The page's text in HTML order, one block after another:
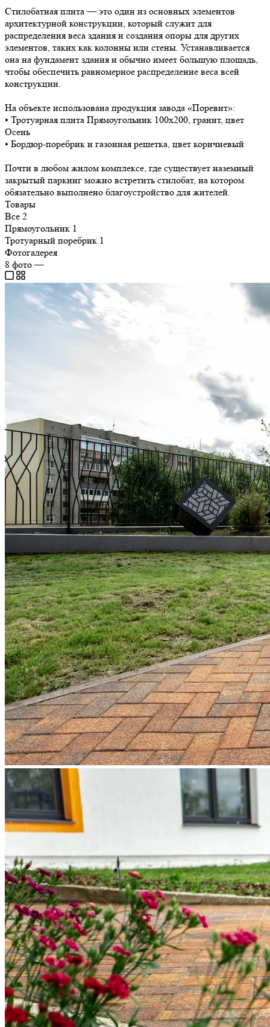
Стилобатная плита — это один из основных элементов
архитектурной конструкции, который служит для
распределения веса здания и создания опоры для других
элементов, таких как колонны или стены. Устанавливается
она на фундамент здания и обычно имеет большую площадь,
чтобы обеспечить равномерное распределение веса всей
конструкции.
На объекте использована продукция завода «Поревит»:
• Тротуарная плита Прямоугольник 100х200, гранит, цвет
Осень
• Бордюр-поребрик и газонная решетка, цвет коричневый
Почти в любом жилом комплексе, где существует наземный
закрытый паркинг можно встретить стилобат, на котором
обязательно выполнено благоустройство для жителей.
Товары
Все 2
Прямоугольник 1
Тротуарный поребрик 1
Фотогалерея
8 фото—